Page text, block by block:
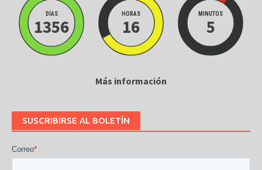
DÍAS
1356
HORAS
16
MINUTOS
5
Más información
SUSCRIBIRSE AL BOLETÍN